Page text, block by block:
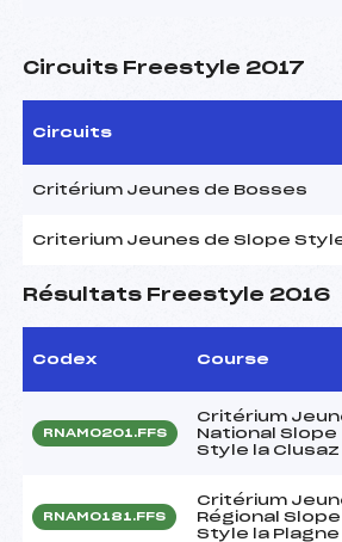
Circuits Freestyle 2017
Circuits
Critérium Jeunes de Bosses
Criterium Jeunes de Slope
Résultats Freestyle 2016
Codex Course
RNAM0201.FFS
Critérium
National Slope
Style la Clusaz
RNAM0181.FFS
Critérium
Régional Slope
Style la Plagne